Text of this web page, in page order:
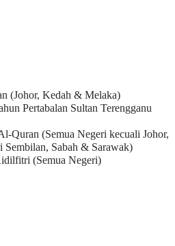
(Johor, Kedah & Melaka)
Pertabalan Sultan Terengganu
Quran (Semua Negeri kecuali Johor,
Sabah & Sarawak)
(Semua Negeri)